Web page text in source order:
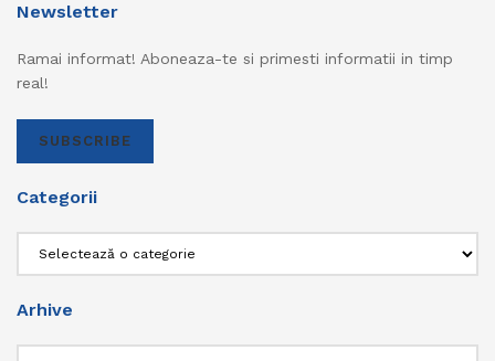
Newsletter
Ramai informat! Aboneaza-te si primesti informatii in timp
real!
SUBSCRIBE
Categorii
Arhive